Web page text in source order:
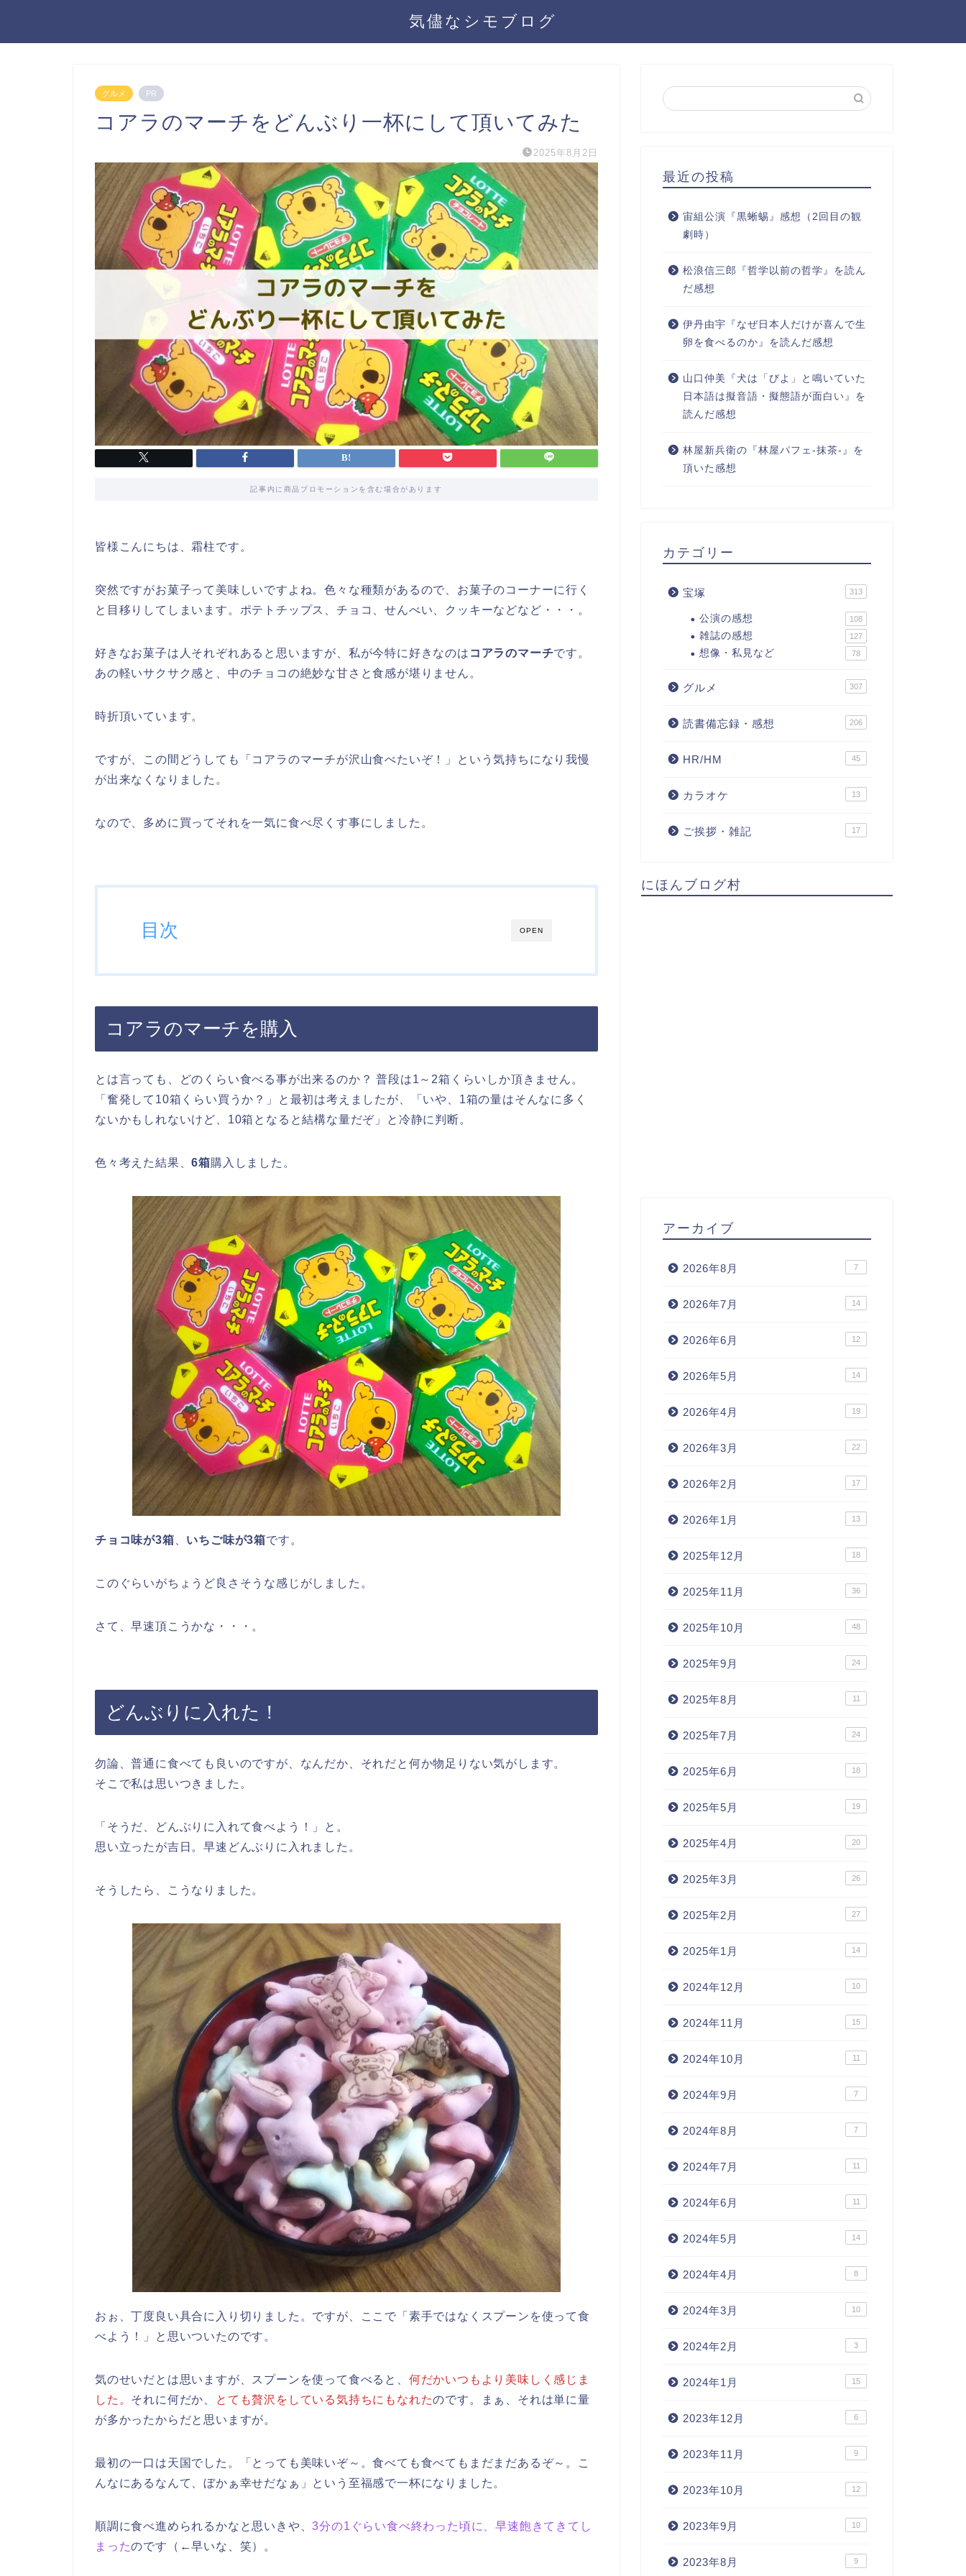
気儘なシモブログ
グルメ PR
コアラのマーチをどんぶり一杯にして頂いてみた
2025年8月2日
記事内に商品プロモーションを含む場合があります
皆様こんにちは、霜柱です。
突然ですがお菓子って美味しいですよね。色々な種類があるので、お菓子のコーナーに行く
と目移りしてしまいます。ポテトチップス、チョコ、せんべい、クッキーなどなど・・・。
好きなお菓子は人それぞれあると思いますが、私が今特に好きなのは コアラのマーチです。
あの軽いサクサク感と、中のチョコの絶妙な甘さと食感が堪りません。
時折頂いています。
ですが、この間どうしても「コアラのマーチが沢山食べたいぞ！」という気持ちになり我慢
が出来なくなりました。
なので、多めに買ってそれを一気に食べ尽くす事にしました。
OPEN
目次
コアラのマーチを購入
とは言っても、どのくらい食べる事が出来るのか？ 普段は1～2箱くらいしか頂きません。
「奮発して10箱くらい買うか？」と最初は考えましたが、「いや、1箱の量はそんなに多く
ないかもしれないけど、10箱となると結構な量だぞ」と冷静に判断。
色々考えた結果、6箱購入しました。
チョコ味が3箱 いちご味が3箱です。
このぐらいがちょうど良さそうな感じがしました。
さて、早速頂こうかな・・・。
どんぶりに入れた！
勿論、普通に食べても良いのですが、なんだか、それだと何か物足りない気がします。
そこで私は思いつきました。
「そうだ、どんぶりに入れて食べよう！」と。
思い立ったが吉日。早速どんぶりに入れました。
そうしたら、こうなりました。
おぉ、丁度良い具合に入り切りました。ですが、ここで「素手ではなくスプーンを使って食
べよう！」と思いついたのです。
気のせいだとは思いますが、スプーンを使って食べると、 何だかいつもより美味しく感じま
した。 それに何だか、 とても贅沢をしている気持ちにもなれたのです。まぁ、それは単に量
が多かったからだと思いますが。
最初の一口は天国でした。「とっても美味いぞ～。食べても食べてもまだまだあるぞ～。こ
んなにあるなんて、ぼかぁ幸せだなぁ」という至福感で一杯になりました。
順調に食べ進められるかなと思いきや、3分の1ぐらい食べ終わった頃に、早速飽きてきてし
まったのです（←早いな、笑）。
最近の投稿
宙組公演『黒蜥蜴』感想（2回目の観
劇時）
松浪信三郎『哲学以前の哲学』を読ん
だ感想
伊丹由宇『なぜ日本人だけが喜んで生
卵を食べるのか』を読んだ感想
山口仲美『犬は「びよ」と鳴いていた
日本語は擬音語・擬態語が面白い』を
読んだ感想
林屋新兵衛の『林屋パフェ-抹茶-』を
頂いた感想
カテゴリー
宝塚 313
公演の感想 108
雑誌の感想 127
想像・私見など 78
グルメ 307
読書備忘録・感想 206
HR/HM 45
カラオケ 13
ご挨拶・雑記 17
にほんブログ村
アーカイブ
2026年8月 7
2026年7月 14
2026年6月 12
2026年5月 14
2026年4月 19
2026年3月 22
2026年2月 17
2026年1月 13
2025年12月 18
2025年11月 36
2025年10月 48
2025年9月 24
2025年8月 11
2025年7月 24
2025年6月 18
2025年5月 19
2025年4月 20
2025年3月 26
2025年2月 27
2025年1月 14
2024年12月 10
2024年11月 15
2024年10月 11
2024年9月 7
2024年8月 7
2024年7月 11
2024年6月 11
2024年5月 14
2024年4月 8
2024年3月 10
2024年2月 3
2024年1月 15
2023年12月 6
2023年11月 9
2023年10月 12
2023年9月 10
2023年8月 9